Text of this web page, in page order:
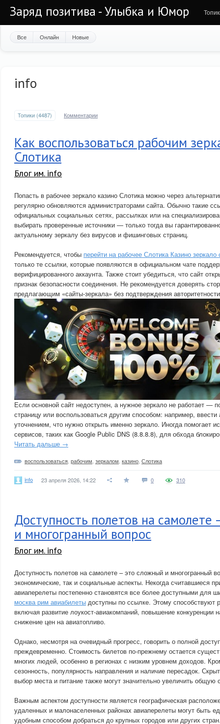
Заряд позитива - Улыбка и Юмор
Все Онлайн Новые
info
Топики (4487) Комментарии
Как воспользоваться рабочим
Слотика
Блог им. info
Попасть в рабочее зеркало казино Слотика можно через
регулярно обновляются администраторами сайта. Обычно такие
официальных социальных сетях, рассылках или на
выбирать проверенные источники — только тогда вы
актуальному зеркалу без вирусов и фишинговых страниц.
Рекомендуется, чтобы перейти на рабочее Слотика Казино зеркало
только те ссылки, которые появляются в официальном чате
верифицированного аккаунта. Также стоит убедиться, что сайт
признак безопасности соединения. Не рекомендуется доверять
предлагающим «сайты-зеркала» без подтверждения
Если основной сайт недоступен, а нужное зеркало не работает —
страницу или воспользоваться другим способом: например, ввести
уточнением, что нужно открыть именно зеркало. Иногда помогает
сервисов, таких как Google Public DNS (8.8.8.8), для обхода
Читать дальше →
воспользоваться рабочим зеркалом казино Слотика
info 23 апреля 2026, 14:22 0 310
Доступность полетов на самолете
и многогранный вопрос
Блог им. info
Доступность полетов на самолете – это сложный и многогранный
экономические, так и социальные аспекты. Некогда считавшиеся
авиаперелеты постепенно становятся все более доступными для
москва рим авиабилеты доступны по ссылке. Этому способствуют
включая развитие лоукост-авиакомпаний, повышение конкуренции
снижение цен на авиатопливо.
Однако, несмотря на очевидный прогресс, говорить о полной
преждевременно. Стоимость билетов по-прежнему остается
многих людей, особенно в регионах с низким уровнем доходов.
сезонность, популярность направления и наличие пересадок.
выбор места и питание также могут значительно увеличить общую
Важным аспектом доступности является географическая
удаленных и малонаселенных районах авиаперелеты могут быть
удобным способом добраться до крупных городов или других